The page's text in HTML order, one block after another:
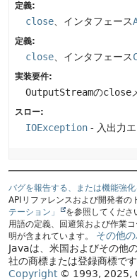
定義:
close 、インタフェース
定義:
close 、インタフェース
実装要件:
OutputStreamのclose
スロー:
IOException - 入出力エ
バグを報告する、または機能強
APIリファレンスおよび開発者の
テーション」
を参照してくださ
用語の定義、回避策および作業
明が含まれています。
その他の
Javaは、米国およびその他
社の商標または登録商標です
Copyright© 1993, 2025,